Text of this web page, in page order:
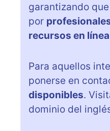
garantizando
por
recursos en línea
Para aquellos
ponerse en
disponibles.
dominio del